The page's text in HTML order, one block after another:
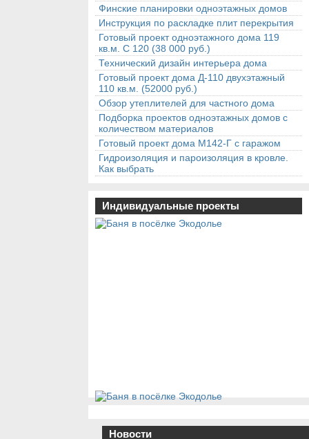
Финские планировки одноэтажных домов
Инструкция по раскладке плит перекрытия
Готовый проект одноэтажного дома 119
кв.м. С 120 (38 000 руб.)
Технический дизайн интерьера дома
Готовый проект дома Д-110 двухэтажный
110 кв.м. (52000 руб.)
Обзор утеплителей для частного дома
Подборка проектов одноэтажных домов с
количеством материалов
Готовый проект дома М142-Г с гаражом
Гидроизоляция и пароизоляция в кровле.
Как выбрать
Индивидуальные проекты
Новости